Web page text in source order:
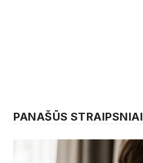
PANAŠŪS STRAIPSNIAI